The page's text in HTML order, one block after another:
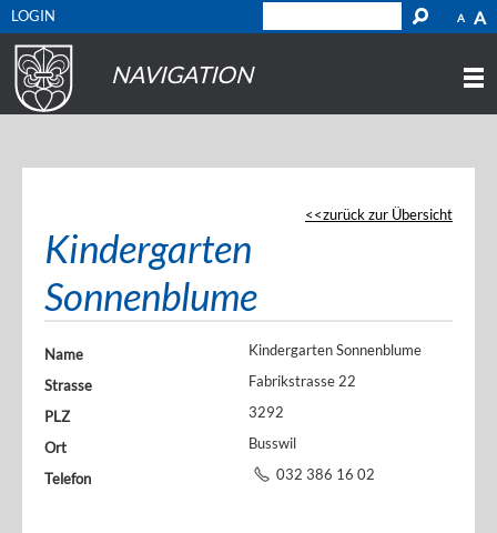
A A
LOGIN
NAVIGATION
zurück zur Übersicht
Kindergarten
Sonnenblume
Name
Kindergarten Sonnenblume
Strasse
Fabrikstrasse 22
PLZ
3292
Ort
Busswil
Telefon
032 386 16 02